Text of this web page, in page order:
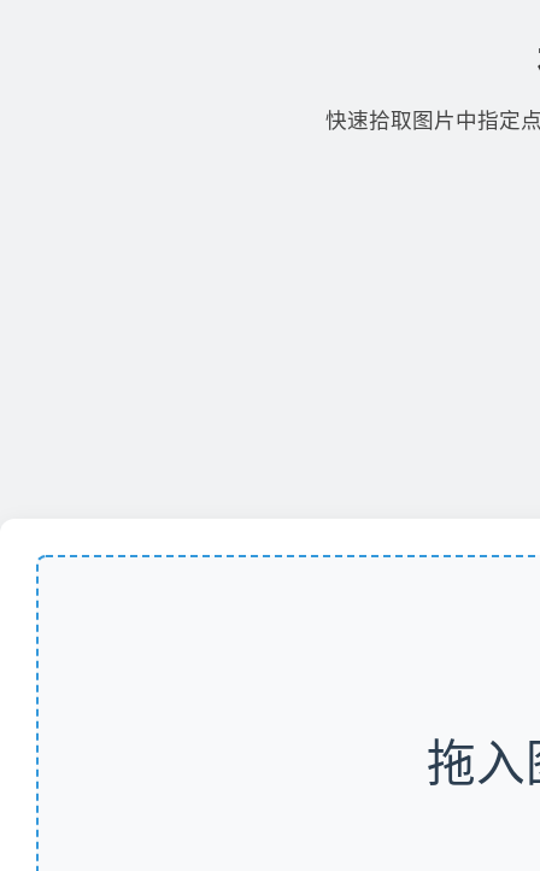
快速拾取图片中指定
拖入